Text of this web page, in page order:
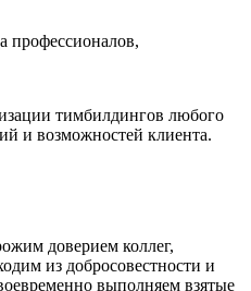
профессионалов,
тимбилдингов любого
и возможностей клиента.
доверием коллег,
из добросовестности и
выполняем взятые